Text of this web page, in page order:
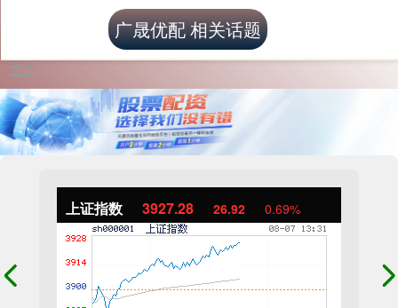
上证指数 3927.28 26.92 0.69%
广晟优配 相关话题